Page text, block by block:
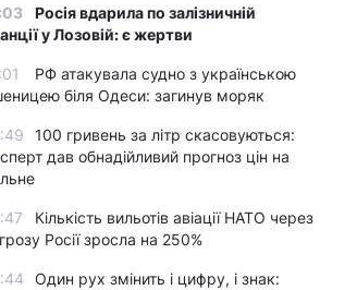
Росія вдарила по залізничній
у Лозовій: є жертви
РФ атакувала судно з українською
біля Одеси: загинув моряк
100 гривень за літр скасовуються:
дав обнадійливий прогноз цін на
Кількість вильотів авіації НАТО через
Росії зросла на 250%
Один рух змінить і цифру, і знак: